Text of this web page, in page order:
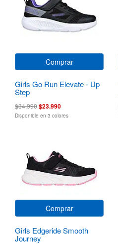
Comprar
Girls Go Run Elevate - Up
Step
$34.990$23.990
Disponible en 3 colores
Comprar
Girls Edgeride Smooth
Journey